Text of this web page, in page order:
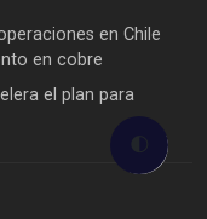
en Chile
en cobre
el plan para